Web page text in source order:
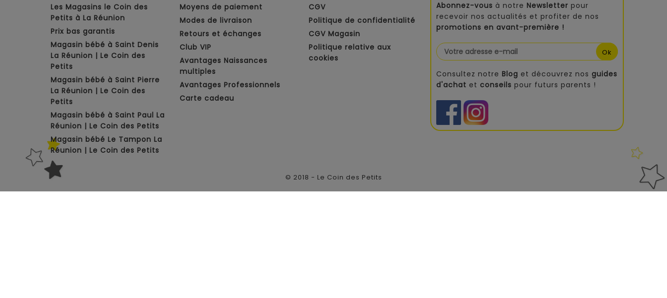
Les Magasins le Coin des
Petits à La Réunion
Prix bas garantis
Magasin bébé à Saint Denis
La Réunion | Le Coin des
Petits
Magasin bébé à Saint Pierre
La Réunion | Le Coin des
Petits
Magasin bébé à Saint Paul La
Réunion | Le Coin des Petits
Magasin bébé Le Tampon La
Réunion | Le Coin des Petits
Moyens de paiement
Modes de livraison
Retours et échanges
Club VIP
Avantages Naissances
multiples
Avantages Professionnels
Carte cadeau
CGV
Politique de confidentialité
CGV Magasin
Politique relative aux
cookies
Abonnez-vous à notre Newsletter pour
recevoir nos actualités et profiter de nos
promotions en avant-première !
Consultez notre Blog et découvrez nos guides
d'achat et conseils pour futurs parents !
© 2018 - Le Coin des Petits